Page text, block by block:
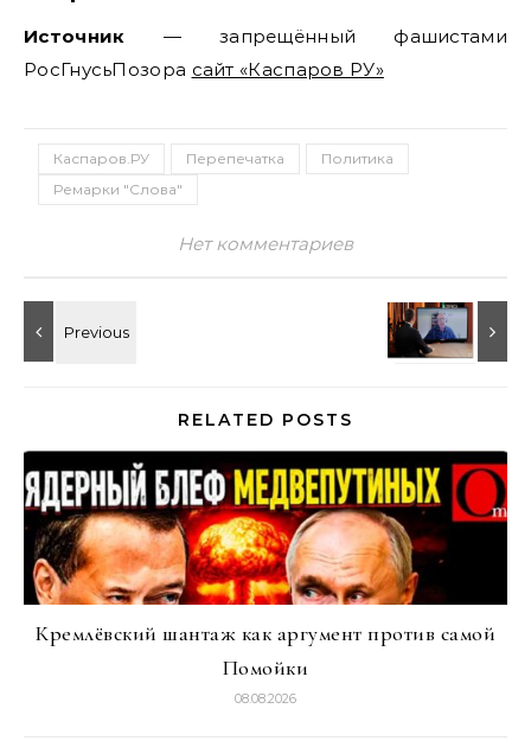
Источник — запрещённый фашистами
РосГнусьПозора сайт «Каспаров РУ»
Каспаров.РУ Перепечатка
Политика
Ремарки "Слова"
Нет комментариев
RELATED POSTS
Кремлёвский шантаж как аргумент против самой
Помойки
08.08.2026